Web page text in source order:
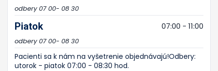
odbery 07 00- 08 30
Piatok 07:00 - 11:00
odbery 07 00- 08 30
Pacienti sa k nám na vyšetrenie objednávajú!Odbery:
utorok - piatok 07:00 - 08:30 hod.